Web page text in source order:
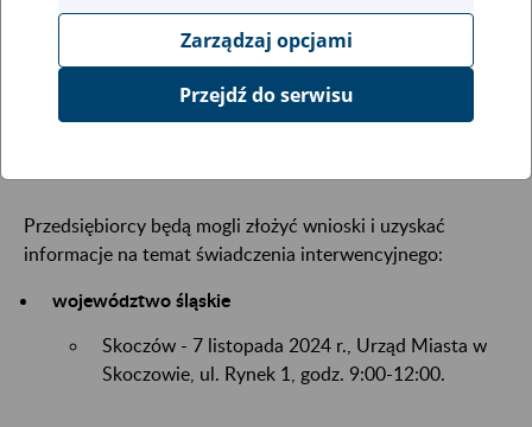
mogą składać wnioski o świadczenie interwencyjne
w punktach mobilnych. Uruchomiliśmy je, aby
usprawnić obsługę klientów oraz aby wsparcie
trafiło do poszkodowanych przedsiębiorców jak
Przedsiębiorcy będą mogli złożyć wnioski i uzyskać
informacje na temat świadczenia interwencyjnego:
województwo śląskie
Skoczów - 7 listopada 2024 r., Urząd Miasta w
Skoczowie, ul. Rynek 1, godz. 9:00-12:00.
Zarządzaj opcjami
Przejdź do serwisu